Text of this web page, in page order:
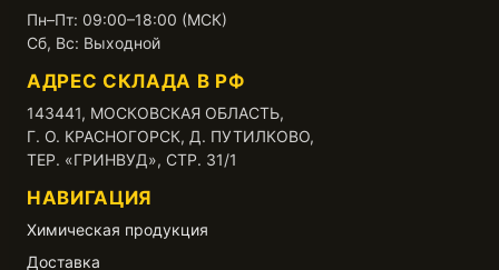
Пн–Пт: 09:00–18:00 (МСК)
Сб, Вс: Выходной
АДРЕС СКЛАДА В РФ
143441, МОСКОВСКАЯ ОБЛАСТЬ,
Г. О. КРАСНОГОРСК, Д. ПУТИЛКОВО,
ТЕР. «ГРИНВУД», СТР. 31/1
НАВИГАЦИЯ
Химическая продукция
Доставка